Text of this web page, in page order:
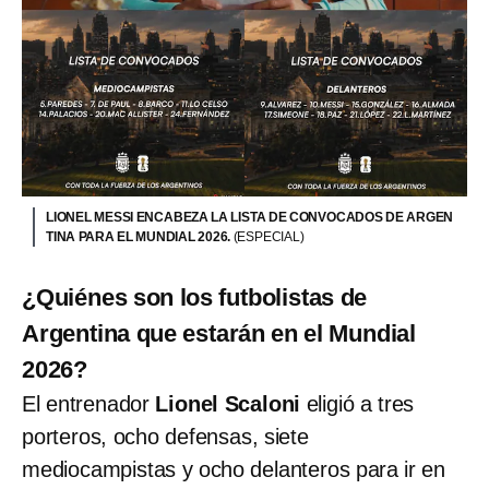
LIONEL MESSI ENCABEZA LA LISTA DE CONVOCADOS DE ARGEN
TINA PARA EL MUNDIAL 2026. (ESPECIAL)
¿Quiénes son los futbolistas de
Argentina que estarán en el Mundial
2026?
El entrenador Lionel Scaloni eligió a tres
porteros, ocho defensas, siete
mediocampistas y ocho delanteros para ir en